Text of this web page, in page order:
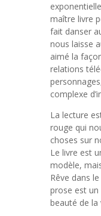
maître livre
fait danser
nous laisse
aimé la
relations
complexe
La lecture
rouge qui
choses sur
Le livre est
modèle,
Rêve dans
prose est un
beauté de la